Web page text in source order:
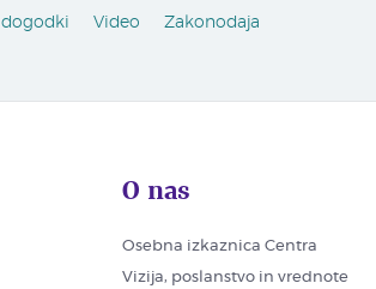
dogodki
Video Zakonodaja
O nas
Osebna izkaznica Centra
Vizija, poslanstvo in vrednote